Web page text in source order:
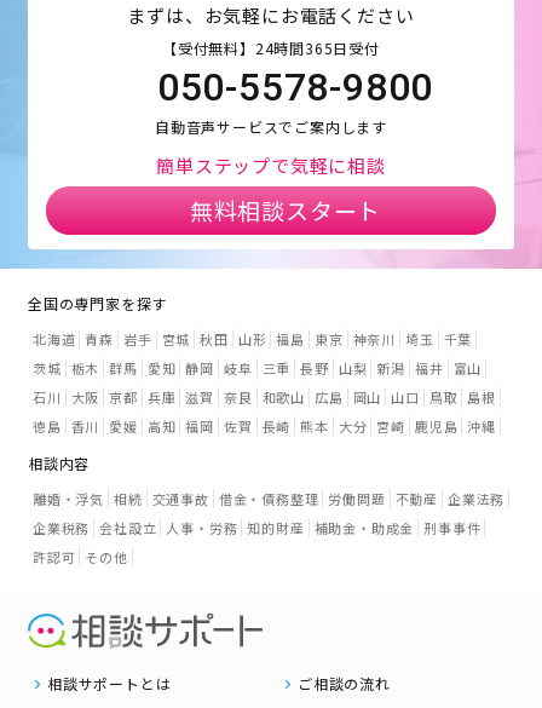
まずは、お気軽にお電話ください
【受付無料】24時間365日受付
050-5578-9800
自動音声サービスでご案内します
簡単ステップで気軽に相談
無料相談スタート
全国の専門家を探す
北海道 青森 岩手 宮城 秋田 山形 福島 東京 神奈川 埼玉
千葉
茨城 栃木 群馬 愛知 静岡 岐阜 三重 長野 山梨 新潟 福井
富山
石川
大阪 京都 兵庫 滋賀 奈良 和歌山 広島 岡山 山口 鳥取
島根
徳島 香川 愛媛 高知 福岡 佐賀 長崎 熊本 大分 宮崎 鹿児島 沖縄
相談内容
離婚・浮気 相続 交通事故 借金・債務整理 労働問題 不動産 企業法務
企業税務 会社設立 人事・労務 知的財産 補助金・助成金 刑事事件
許認可 その他
相談サポートとは
ご相談の流れ